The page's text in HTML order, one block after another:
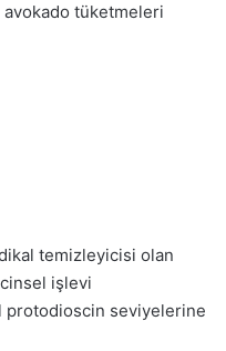
avokado tüketmeleri
temizleyicisi olan
cinsel işlevi
protodioscin seviyelerine